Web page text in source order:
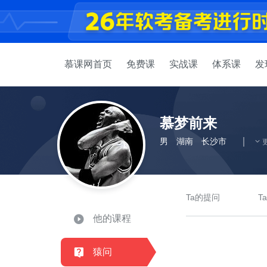
慕课网首页 免费课 实战课 体系课 发
慕梦前来
男 湖南 长沙市
他的课程
猿问
Ta的提问